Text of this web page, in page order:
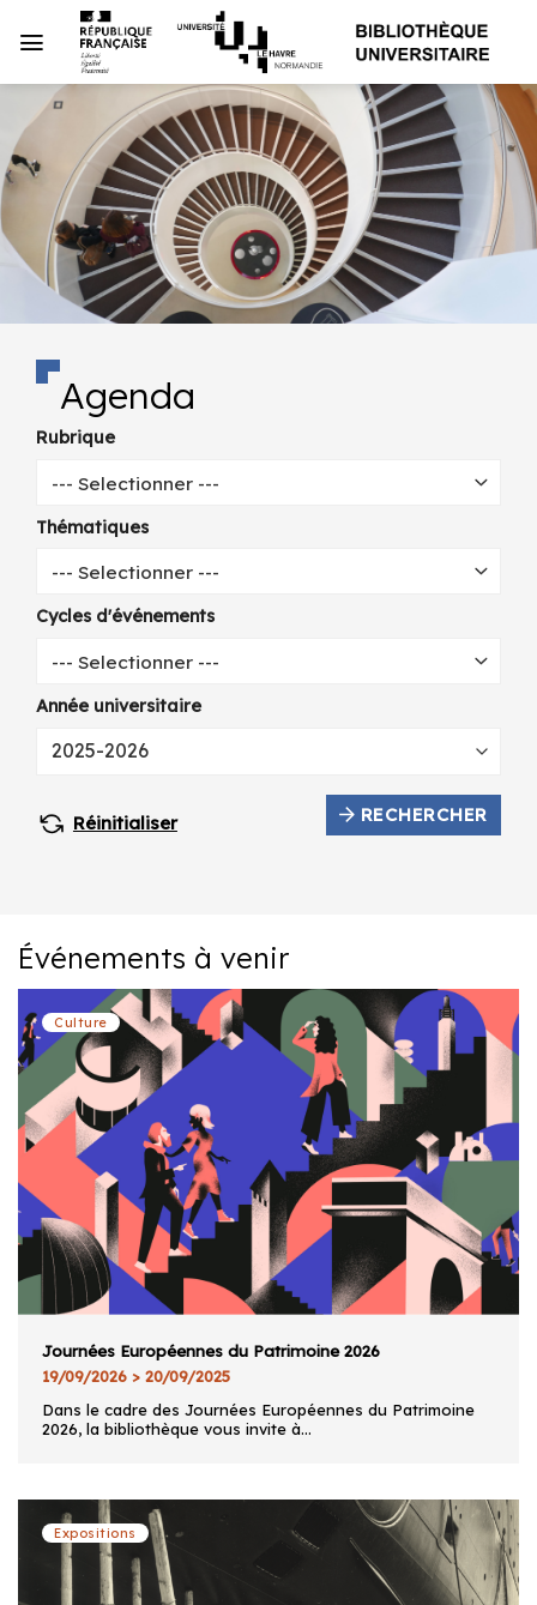
au
Agenda
Rubrique
--- Selectionner ---
Thématiques
--- Selectionner ---
Cycles d'événements
--- Selectionner ---
Année universitaire
Réinitialiser RECHERCHER
Événements à venir
Culture
Journées Européennes du Patrimoine 2026
19/09/2026 > 20/09/2025
Dans le cadre des Journées Européennes du Patrimoine
2026, la bibliothèque vous invite à...
Expositions